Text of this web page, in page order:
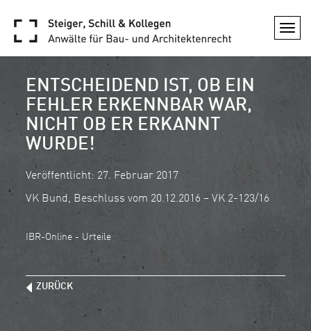
ENTSCHEIDEND IST, OB EIN
FEHLER ERKENNBAR WAR,
NICHT OB ER ERKANNT
WURDE!
Veröffentlicht: 27. Februar 2017
VK Bund, Beschluss vom 20.12.2016 – VK 2-123/16
IBR-Online - Urteile
ZURÜCK